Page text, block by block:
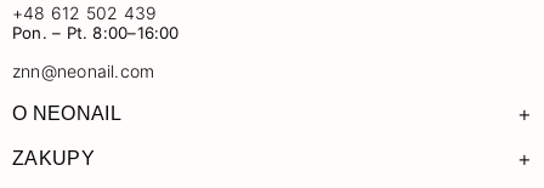
+48 612 502 439
Pon. – Pt. 8:00–16:00
znn@neonail.com
O NEONAIL +
ZAKUPY +